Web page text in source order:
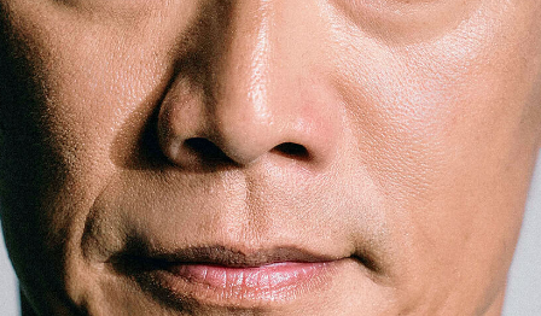
LIFESTYLE
FOLLOW US
って楽しみながら、進化するソーシャルに寄り添いたい。
何かに縛られていた時間から解き放たれつつある世代の
ライフスタイルを豊かに彩る『AdvancedTime』が発信する
情報をさらに充実し、より速やかに、活用できる
「AdvancedClub」会員組織を設けました。
「AdvancedClub」会員に登録すると、プレゼント応募情報
の一覧、プレミアムな会員限定イベント、ブランドのエクス
クルーシブアイテムの紹介など、特別なコンテンツ情報を